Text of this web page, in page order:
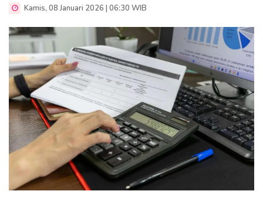
Kamis, 08 Januari 2026 | 06:30 WIB